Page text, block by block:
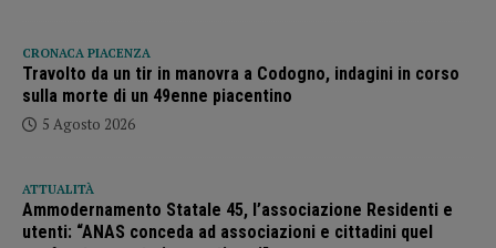
CRONACA PIACENZA
Travolto da un tir in manovra a Codogno, indagini in corso
sulla morte di un 49enne piacentino
5 Agosto 2026
ATTUALITÀ
Ammodernamento Statale 45, l’associazione Residenti e
utenti: “ANAS conceda ad associazioni e cittadini quel